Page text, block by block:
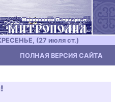
(27 июля ст.)
ПОЛНАЯ ВЕРСИЯ САЙТА